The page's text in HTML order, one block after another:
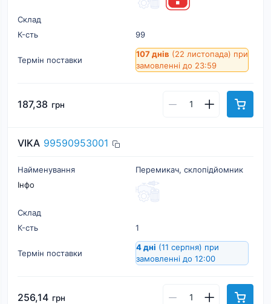
Склад
К-cть
99
Термін поставки
107 днів (22 листопада) при
замовленні до 23:59
187,38 грн
VIKA 99590953001
Найменування
Перемикач, склопідйомник
Інфо
Склад
К-cть
1
Термін поставки
4 дні (11 серпня) при
замовленні до 12:00
256,14 грн